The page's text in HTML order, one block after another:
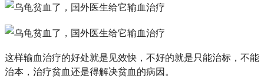
这样输血治疗的好处就是见效快，不好的就是只能治标，不能
治本，治疗贫血还是得解决贫血的病因。